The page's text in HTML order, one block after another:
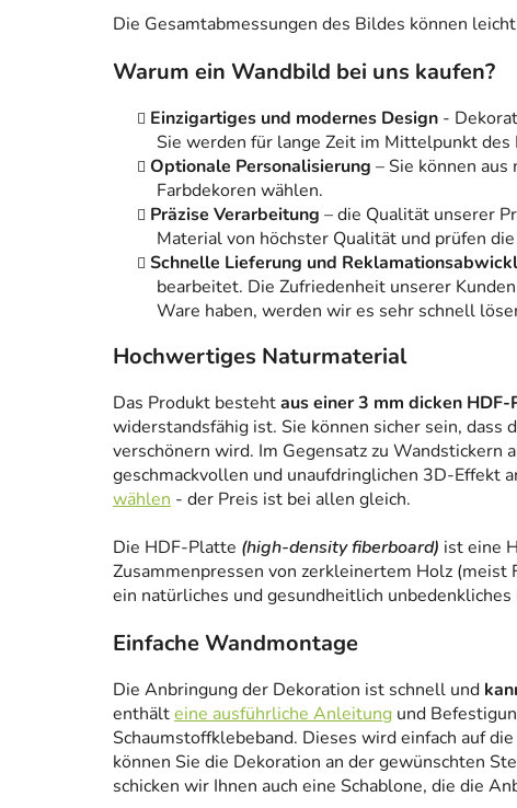
Die Gesamtabmessungen des Bildes können
Warum ein Wandbild bei uns kaufen?
Einzigartiges und modernes Design -
Sie werden für lange Zeit im Mittelpunkt
Optionale Personalisierung – Sie können
Farbdekoren wählen.
Präzise Verarbeitung – die Qualität unserer
Material von höchster Qualität und prüfen
Schnelle Lieferung und
bearbeitet. Die Zufriedenheit unserer
Ware haben, werden wir es sehr schnell
Hochwertiges Naturmaterial
Das Produkt bestehtaus einer 3 mm dicken HDF-
widerstandsfähig ist. Sie können sicher sein, dass
verschönern wird. Im Gegensatz zu Wandstickern
geschmackvollen und unaufdringlichen 3D-Effekt
wählen - der Preis ist bei allen gleich.
Die HDF-Platte (high-density fiberboard) ist eine
Zusammenpressen von zerkleinertem Holz
ein natürliches und gesundheitlich
Einfache Wandmontage
Die Anbringung der Dekoration ist schnell und
enthälteine ausführliche Anleitung und
Schaumstoffklebeband. Dieses wird einfach auf
können Sie die Dekoration an der gewünschten
schicken wir Ihnen auch eine Schablone, die die